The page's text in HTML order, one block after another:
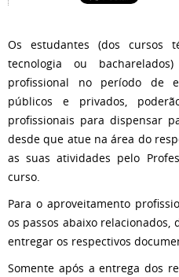
Os estudantes (dos cursos
tecnologia ou
profissional no período de
públicos e privados,
profissionais para dispensar
desde que atue na área do
as suas atividades pelo
curso.
Para o aproveitamento
os passos abaixo relacionados,
entregar os respectivos
Somente após a entrega dos